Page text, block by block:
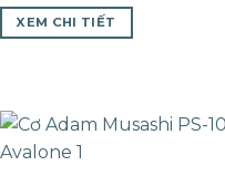
XEM CHI TIẾT